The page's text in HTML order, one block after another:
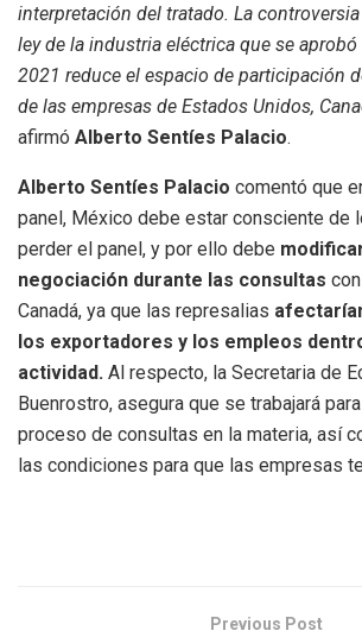
interpretación del tratado. La
ley de la industria eléctrica que se
2021 reduce el espacio de participación
de las empresas de Estados Unidos,
afirmó Alberto Sentíes Palacio.
Alberto Sentíes Palacio comentó que
panel, México debe estar consciente de
perder el panel, y por ello debe
negociación durante las consultas
Canadá, ya que las represalias
los exportadores y los empleos
actividad. Al respecto, la Secretaria de
Buenrostro, asegura que se trabajará
proceso de consultas en la materia, así
las condiciones para que las empresas
Previous Post